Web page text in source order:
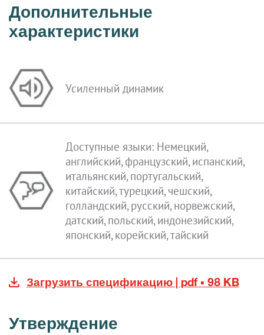
Дополнительные
характеристики
Усиленный динамик
Доступные языки: Немецкий,
английский, французский, испанский,
итальянский, португальский,
китайский, турецкий, чешский,
голландский, русский, норвежский,
датский, польский, индонезийский,
японский, корейский, тайский
Загрузить спецификацию | pdf ▪ 98 KB
Утверждение